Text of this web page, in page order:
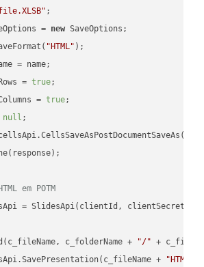
;
= new SaveOptions;
"HTML"
= true
= true
null
em POTM
= SlidesApi(clientId, clientSecret);
c_folderName + "/" +
+
"HTML"